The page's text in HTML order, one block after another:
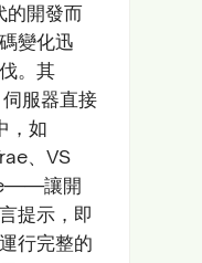
的開發而
變化迅
。其
服器直接
，如
、VS
讓開
提示，即
行完整的